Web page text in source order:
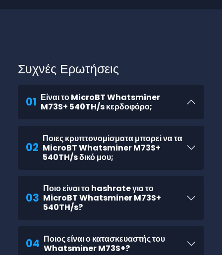
Συχνές Ερωτήσεις
01 Είναι το MicroBT Whatsminer
M73S+ 540TH/s κερδοφόρο;
02
Ποιες κρυπτονομίσματα μπορεί να τα
MicroBT Whatsminer M73S+
540TH/s δικό μου;
03
Ποιο είναι το hashrate για το
MicroBT Whatsminer M73S+
540TH/s?
04 Ποιος είναι ο κατασκευαστής του
Whatsminer M73S+?